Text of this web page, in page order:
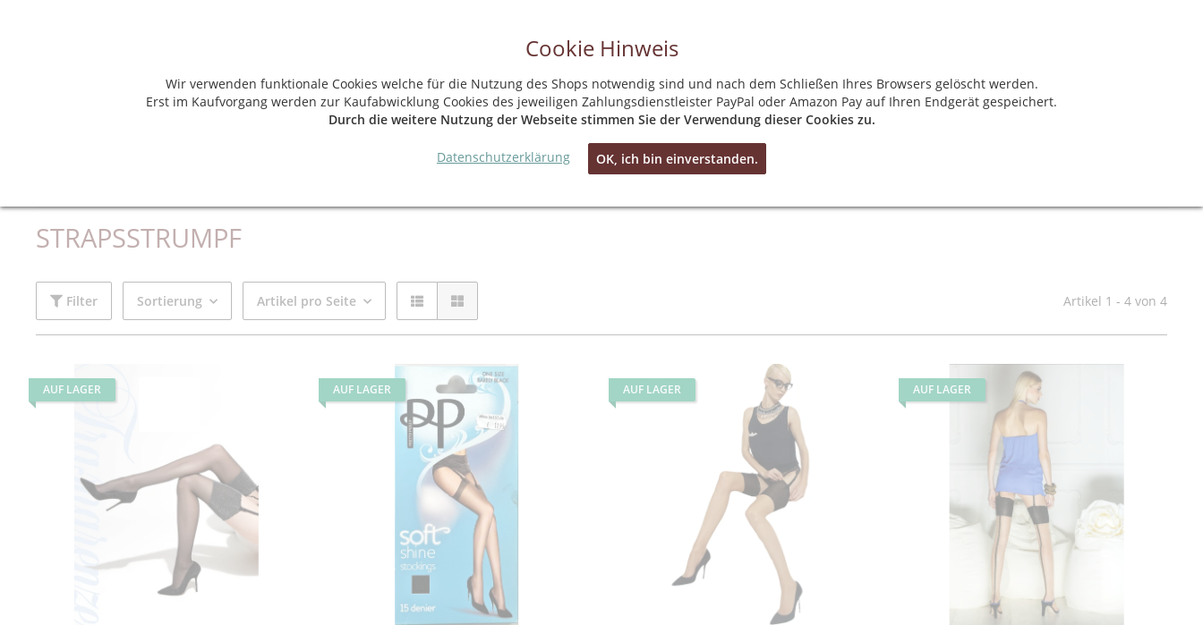
kein Mindestbestellwert
30 Tage Rückgabegarantie
Hotline + WhatsApp: 0160 99101534
MARKEN
STRAPSSTRUMPF
Filter Sortierung Artikel pro Seite Artikel 1 - 4 von 4
AUF LAGER AUF LAGER AUF LAGER AUF LAGER
Cookie Hinweis
Wir verwenden funktionale Cookies welche für die Nutzung des Shops notwendig sind und nach dem Schließen Ihres Browsers gelöscht werden.
Erst im Kaufvorgang werden zur Kaufabwicklung Cookies des jeweiligen Zahlungsdienstleister PayPal oder Amazon Pay auf Ihren Endgerät gespeichert.
Durch die weitere Nutzung der Webseite stimmen Sie der Verwendung dieser Cookies zu.
Datenschutzerklärung OK, ich bin einverstanden.